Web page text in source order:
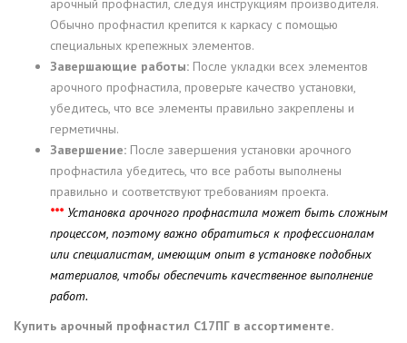
арочный профнастил, следуя инструкциям производителя.
Обычно профнастил крепится к каркасу с помощью
специальных крепежных элементов.
Завершающие работы: После укладки всех элементов
арочного профнастила, проверьте качество установки,
убедитесь, что все элементы правильно закреплены и
герметичны.
Завершение: После завершения установки арочного
профнастила убедитесь, что все работы выполнены
правильно и соответствуют требованиям проекта.
*** Установка арочного профнастила может быть сложным
процессом, поэтому важно обратиться к профессионалам
или специалистам, имеющим опыт в установке подобных
материалов, чтобы обеспечить качественное выполнение
работ.
Купить арочный профнастил С17ПГ в ассортименте.